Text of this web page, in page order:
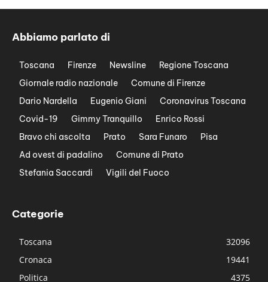
Abbiamo parlato di
Toscana Firenze Newsline
Regione Toscana
Giornale radio nazionale
Comune di Firenze
Dario Nardella
Eugenio Giani
Coronavirus Toscana
Covid-19
Gimmy Tranquillo
Enrico Rossi
Bravo chi ascolta
Prato Sara Funaro
Pisa
Ad ovest di padalino
Comune di Prato
Stefania Saccardi
Vigili del Fuoco
Categorie
Toscana
32096
Cronaca
19441
Politica
4375